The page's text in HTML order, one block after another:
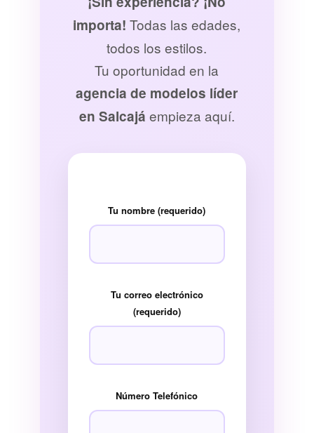
importa! Todas las edades,
todos los estilos.
Tu oportunidad en la
agencia de modelos líder
en Salcajá empieza aquí.
Tu nombre (requerido)
Tu correo electrónico
(requerido)
Número Telefónico